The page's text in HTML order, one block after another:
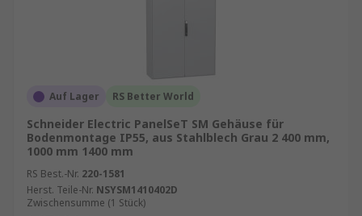
Ihrer Systemschränke mit unserem
Purchasing Manager.
Typische Merkmale moderner
Standgehäuse
Flexible Bauformen
Auf Lager RS Better World
Schneider Electric PanelSeT SM Gehäuse für
Bodenmontage IP55, aus Stahlblech Grau 2 400 mm,
1000 mm 1400 mm
RS Best.-Nr. 220-1581
Herst. Teile-Nr. NSYSM1410402D
Zwischensumme (1 Stück)